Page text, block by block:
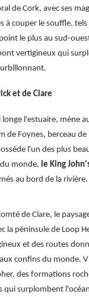
de Cork, avec ses
à couper le souffle,
le plus au sud-
vertigineux qui
et de Clare
l'estuaire, mène
de Foynes, berceau de
l'un des plus
monde, le King
au bord de la rivière.
de Clare, le
la péninsule de Loop
et des routes
confins du monde.
des formations
qui surplombent